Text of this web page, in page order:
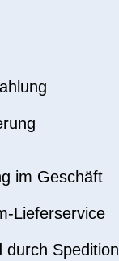
im Geschäft
Lieferservice
durch Spedition